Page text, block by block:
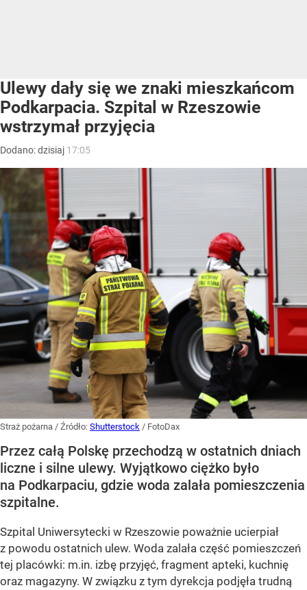
Ulewy dały się we znaki mieszkańcom
Podkarpacia. Szpital w Rzeszowie
wstrzymał przyjęcia
Dodano:dzisiaj 17:05
Straż pożarna / Źródło: Shutterstock / FotoDax
Przez całą Polskę przechodzą w ostatnich dniach
liczne i silne ulewy. Wyjątkowo ciężko było
na Podkarpaciu, gdzie woda zalała pomieszczenia
szpitalne.
Szpital Uniwersytecki w Rzeszowie poważnie ucierpiał
z powodu ostatnich ulew. Woda zalała część pomieszczeń
tej placówki: m.in. izbę przyjęć, fragment apteki, kuchnię
oraz magazyny. W związku z tym dyrekcja podjęła trudną